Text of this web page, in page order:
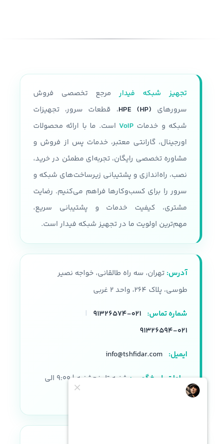
تجهیز شبکه فیدار مرجع تخصصی فروش
سرورهای HPE (HP)، قطعات سرور، تجهیزات
شبکه و خدمات VoIP است. ما با ارائه محصولات
اورجینال، گارانتی معتبر، خدمات پس از فروش و
مشاوره تخصصی رایگان، تجربه‌ای مطمئن در خرید،
نصب، راه‌اندازی و پشتیبانی زیرساخت‌های شبکه و
سرور را برای کسب‌وکارها فراهم می‌کنیم. رضایت
مشتری، کیفیت خدمات و پشتیبانی سریع،
مهم‌ترین اولویت ما در تجهیز شبکه فیدار است.
آدرس: تهران، سه راه طالقانی، خواجه نصیر
طوسی، پلاک ۲۶۴، واحد ۲ غربی
شماره تماس: ۰۲۱-۹۱۳۲۶۵۷۴
|
۰۲۱-۹۱۳۲۶۵۹۴
ایمیل: info@tshfidar.com
ساعات پاسخگویی:
شنبه تا پنجشنبه | ۹:۰۰ الی
۱۸:۰۰